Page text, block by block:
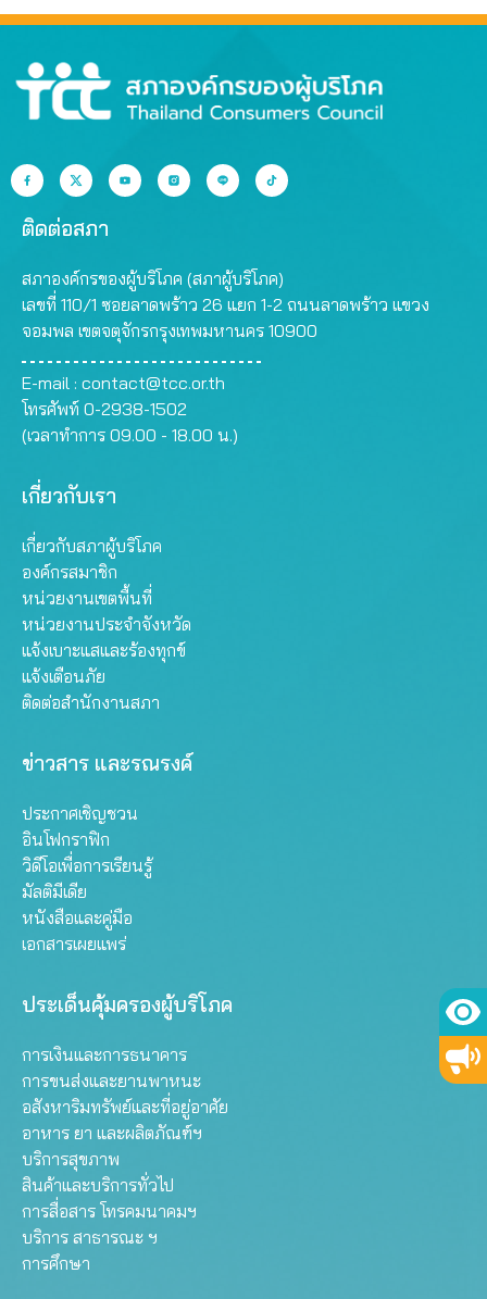
ติดต่อสภา
สภาองค์กรของผู้บริโภค (สภาผู้บริโภค)
เลขที่ 110/1 ซอยลาดพร้าว 26 แยก 1-2 ถนนลาดพร้าว แขวง
จอมพล เขตจตุจักรกรุงเทพมหานคร 10900
E-mail : contact@tcc.or.th
โทรศัพท์ 0-2938-1502
(เวลาทำการ 09.00 - 18.00 น.)
เกี่ยวกับเรา
เกี่ยวกับสภาผู้บริโภค
องค์กรสมาชิก
หน่วยงานเขตพื้นที่
หน่วยงานประจำจังหวัด
แจ้งเบาะแสและร้องทุกข์
แจ้งเตือนภัย
ติดต่อสำนักงานสภา
ข่าวสาร และรณรงค์
ประกาศเชิญชวน
อินโฟกราฟิก
วิดีโอเพื่อการเรียนรู้
มัลติมีเดีย
หนังสือและคู่มือ
เอกสารเผยแพร่
ประเด็นคุ้มครองผู้บริโภค
การเงินและการธนาคาร
การขนส่งและยานพาหนะ
อสังหาริมทรัพย์และที่อยู่อาศัย
อาหาร ยา และผลิตภัณฑ์ฯ
บริการสุขภาพ
สินค้าและบริการทั่วไป
การสื่อสาร โทรคมนาคมฯ
บริการ สาธารณะ ฯ
การศึกษา